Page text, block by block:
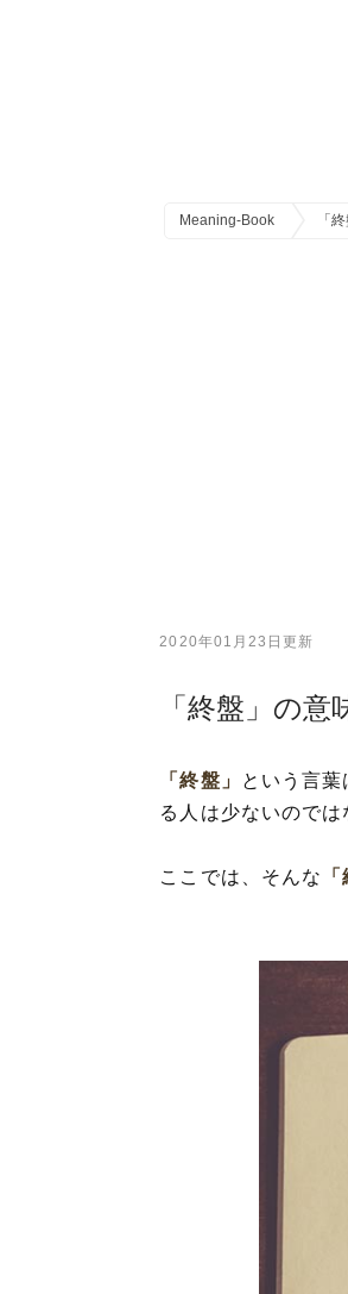
Meaning-Book 「
2020年01月23日更新
「終盤」の意
「終盤」
という言
る人は少ないのでは
ここでは、そんな